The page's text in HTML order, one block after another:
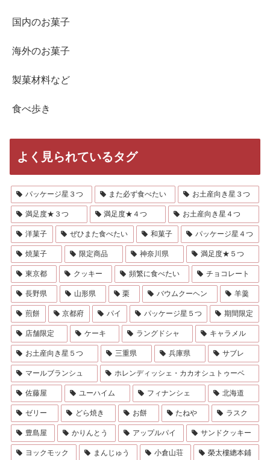
国内のお菓子
海外のお菓子
製菓材料など
食べ歩き
よく見られているタグ
パッケージ星３つ また必ず食べたい お土産向き星３つ
満足度★３つ 満足度★４つ お土産向き星４つ
洋菓子 ぜひまた食べたい 和菓子 パッケージ星４つ
焼菓子 限定商品 神奈川県 満足度★５つ
東京都 クッキー 頻繁に食べたい チョコレート
長野県 山形県 栗 バウムクーヘン 羊羹
煎餅 京都府 パイ パッケージ星５つ 期間限定
店舗限定 ケーキ ラングドシャ キャラメル
お土産向き星５つ 三重県 兵庫県 サブレ
マールブランシュ ホレンディッシェ・カカオシュトゥーベ
佐藤屋 ユーハイム フィナンシェ 北海道
ゼリー どら焼き お餅 たねや ラスク
豊島屋 かりんとう アップルパイ サンドクッキー
ヨックモック まんじゅう 小倉山荘 榮太樓總本鋪